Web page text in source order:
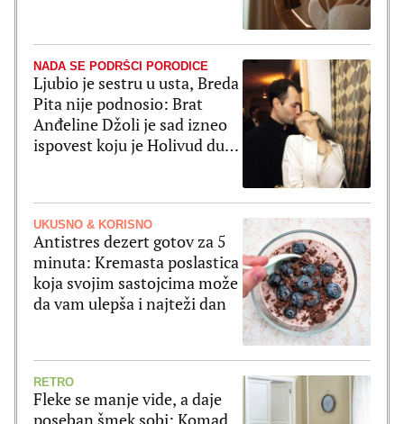
NADA SE PODRŠCI PORODICE
Ljubio je sestru u usta, Breda
Pita nije podnosio: Brat
Anđeline Džoli je sad izneo
ispovest koju je Holivud dugo
UKUSNO & KORISNO
Antistres dezert gotov za 5
minuta: Kremasta poslastica
koja svojim sastojcima može
da vam ulepša i najteži dan
RETRO
Fleke se manje vide, a daje
poseban šmek sobi: Komad